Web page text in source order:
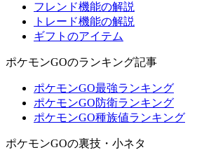
フレンド機能の解説
トレード機能の解説
ギフトのアイテム
ポケモンGOのランキング記事
ポケモンGO最強ランキング
ポケモンGO防衛ランキング
ポケモンGO種族値ランキング
ポケモンGOの裏技・小ネタ